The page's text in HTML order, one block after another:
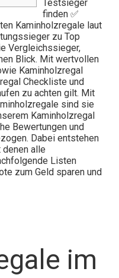
Testsieger
finden ✅
Kaminholzregale laut
zu Top
Vergleichssieger,
Blick. Mit wertvollen
Kaminholzregal
Checkliste und
zu achten gilt. Mit
sind sie
Kaminholzregal
Bewertungen und
Dabei entstehen
alle
Listen
zum Geld sparen und
im